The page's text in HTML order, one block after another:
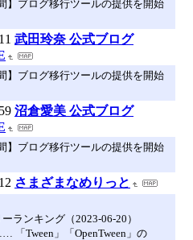
】ブログ移行ツールの提供を開始
武田玲奈 公式ブログ
】ブログ移行ツールの提供を開始
沼倉愛美 公式ブログ
】ブログ移行ツールの提供を開始
さまざまなめりっと
ランキング（2023-06-20）
「Tween」「OpenTween」の